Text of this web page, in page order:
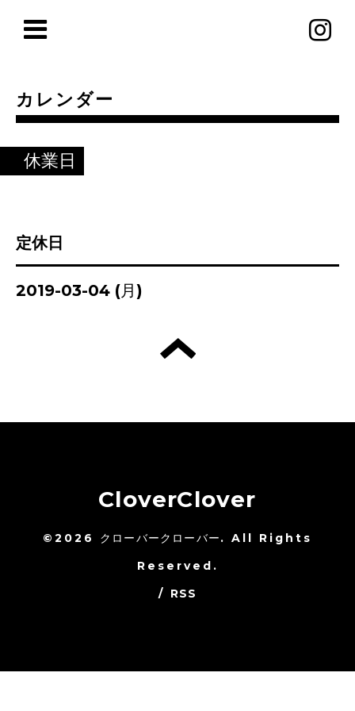
カレンダー
休業日
定休日
2019-03-04 (月)
CloverClover
©2026 クローバークローバー. All Rights
Reserved.
/ RSS